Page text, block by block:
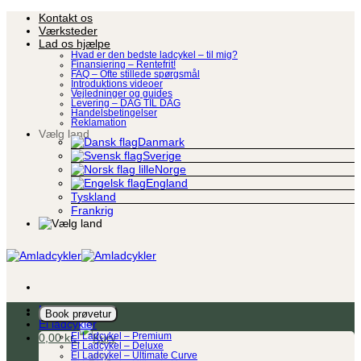
Fortsæt
indhold
Kontakt os
Værksteder
Lad os hjælpe
Hvad er den bedste ladcykel – til mig?
Finansiering – Rentefrit!
FAQ – Ofte stillede spørgsmål
Introduktions videoer
Vejledninger og guides
Levering – DAG TIL DAG
Handelsbetingelser
Reklamation
Vælg land
Danmark
Sverige
Norge
England
Tyskland
Frankrig
Book prøvetur
0,00kr.
Ladcykel
El ladcykler
El Ladcykel – Premium
El Ladcykel – Deluxe
El Ladcykel – Ultimate Curve